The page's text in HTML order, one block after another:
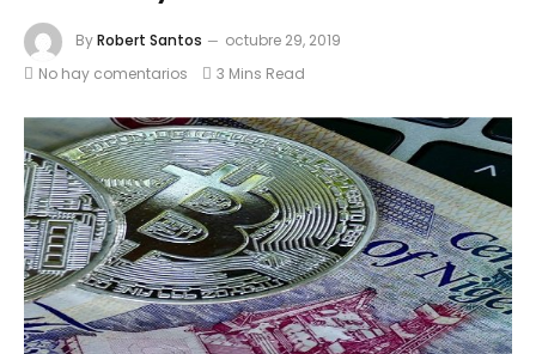
ByRobert Santos
octubre 29, 2019
No hay comentarios
3 Mins Read